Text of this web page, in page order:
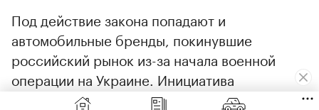
Под действие закона попадают и
автомобильные бренды, покинувшие
российский рынок из-за начала военной
операции на Украине. Инициатива
распространяется на сделки с инвесторами,